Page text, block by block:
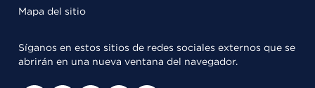
Mapa del sitio
Síganos en estos sitios de redes sociales externos que se
abrirán en una nueva ventana del navegador.